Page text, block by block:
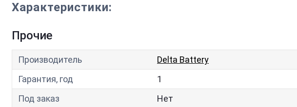
Характеристики:
Прочие
Производитель
Delta Battery
Гарантия, год
1
Под заказ
Нет